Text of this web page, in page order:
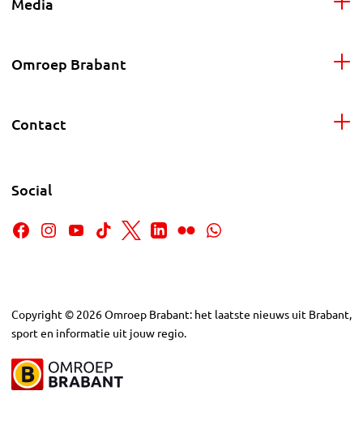
Omroep Brabant
Contact
Social
Copyright © 2026Omroep Brabant: het laatste nieuws uit Brabant,
sport en informatie uit jouw regio.